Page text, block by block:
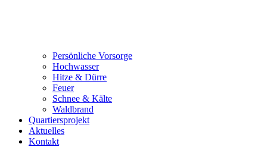
Persönliche Vorsorge
Hochwasser
Hitze & Dürre
Feuer
Schnee & Kälte
Waldbrand
Quartiersprojekt
Aktuelles
Kontakt